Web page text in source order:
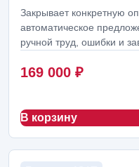
Закрывает конкретную
автоматическое
ручной труд, ошибки и
169 000 ₽
В корзину